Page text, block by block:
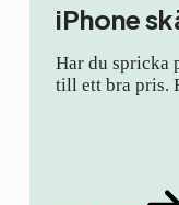
iPhone
Har du spricka
till ett bra pris.